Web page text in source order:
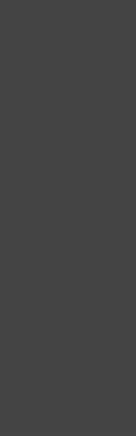
воспитатели
у психолога
пары,
взрослого.
работы
социальных
бухгалтера,